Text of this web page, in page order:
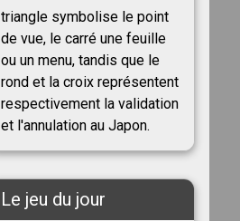
triangle symbolise le point
de vue, le carré une feuille
ou un menu, tandis que le
rond et la croix représentent
respectivement la validation
et l'annulation au Japon.
Le jeu du jour